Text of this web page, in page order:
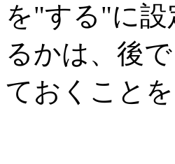
を"する"に
るかは、後
ておくこと